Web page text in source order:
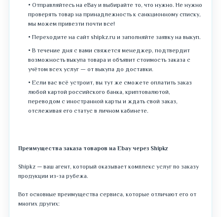
Отправляйтесь на eBay и выбирайте то, что нужно. Не нужно
проверять товар на принадлежность к санкционному списку,
мы можем привезти почти все!
Переходите на сайт shipkz.ru и заполняйте заявку на выкуп.
В течение дня с вами свяжется менеджер, подтвердит
возможность выкупа товара и объявит стоимость заказа с
учётом всех услуг — от выкупа до доставки.
Если вас всё устроит, вы тут же сможете оплатить заказ
любой картой российского банка, криптовалютой,
переводом с иностранной карты и ждать свой заказ,
отслеживая его статус в личном кабинете.
Преимущества заказа товаров на Ebay через Shipkz
Shipkz — ваш агент, который оказывает комплекс услуг по заказу
продукции из-за рубежа.
Вот основные преимущества сервиса, которые отличают его от
многих других: